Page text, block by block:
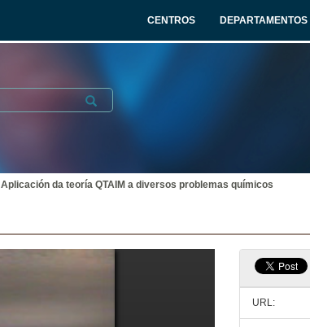
CENTROS DEPARTAMENTOS
Submit
Aplicación da teoría QTAIM a diversos problemas químicos
URL: